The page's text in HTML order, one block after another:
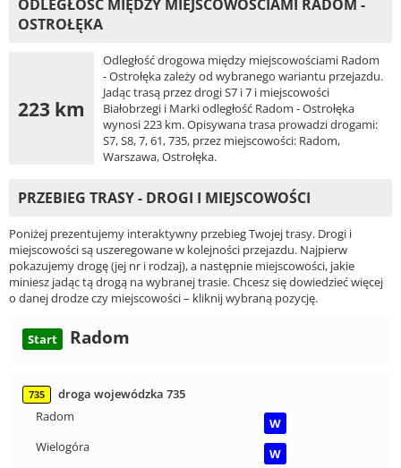
ODLEGŁOŚĆ MIĘDZY MIEJSCOWOŚCIAMI RADOM -
OSTROŁĘKA
223 km
Odległość drogowa między miejscowościami Radom
- Ostrołęka zależy od wybranego wariantu przejazdu.
Jadąc trasą przez drogi S7 i 7 i miejscowości
Białobrzegi i Marki odległość Radom - Ostrołęka
wynosi 223 km. Opisywana trasa prowadzi drogami:
S7, S8, 7, 61, 735, przez miejscowości: Radom,
Warszawa, Ostrołęka.
PRZEBIEG TRASY - DROGI I MIEJSCOWOŚCI
Poniżej prezentujemy interaktywny przebieg Twojej trasy. Drogi i
miejscowości są uszeregowane w kolejności przejazdu. Najpierw
pokazujemy drogę (jej nr i rodzaj), a następnie miejscowości, jakie
miniesz jadąc tą drogą na wybranej trasie. Chcesz się dowiedzieć więcej
o danej drodze czy miejscowości – kliknij wybraną pozycję.
Start Radom
735
droga wojewódzka 735
Radom
W
Wielogóra
W